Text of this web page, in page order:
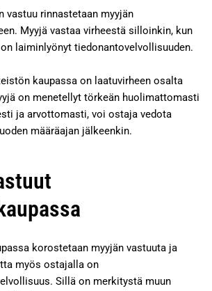
vastuu rinnastetaan myyjän
Myyjä vastaa virheestä silloinkin, kun
laiminlyönyt tiedonantovelvollisuuden.
kaupassa on laatuvirheen osalta
on menetellyt törkeän huolimattomasti
ja arvottomasti, voi ostaja vedota
määräajan jälkeenkin.
korostetaan myyjän vastuuta ja
myös ostajalla on
Sillä on merkitystä muun